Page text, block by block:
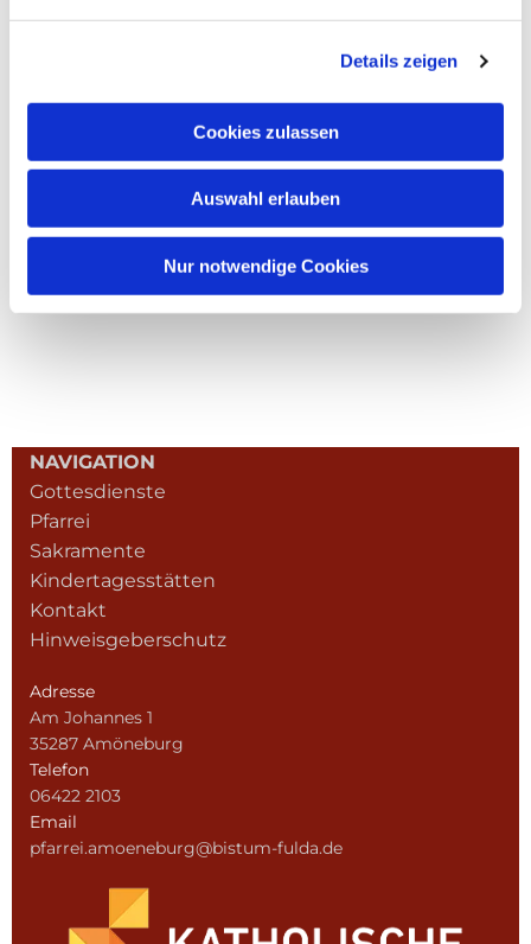
Details zeigen
Cookies zulassen
Auswahl erlauben
Nur notwendige Cookies
NAVIGATION
Gottesdienste
Pfarrei
Sakramente
Kindertagesstätten
Kontakt
Hinweisgeberschutz
Adresse
Am Johannes 1
35287 Amöneburg
Telefon
06422 2103
Email
pfarrei.amoeneburg@bistum-fulda.de